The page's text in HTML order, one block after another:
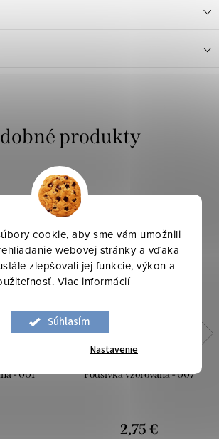
cookie, aby sme vám umožnili
webovej stránky a vďaka
zlepšovali jej funkcie, výkon a
Viac informácií
Súhlasím
Nastavenie
- 001 Podšívka vzorovaná - 007
2,75 €